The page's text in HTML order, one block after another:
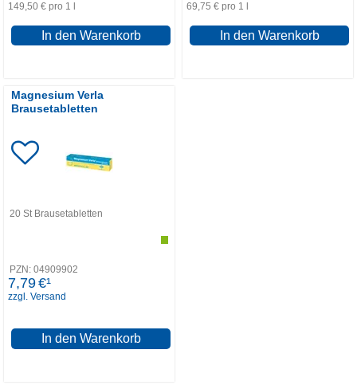
149,50 € pro 1 l
In den Warenkorb
69,75 € pro 1 l
In den Warenkorb
Magnesium Verla
Brausetabletten
20 St Brausetabletten
PZN: 04909902
7,79€¹
zzgl. Versand
In den Warenkorb